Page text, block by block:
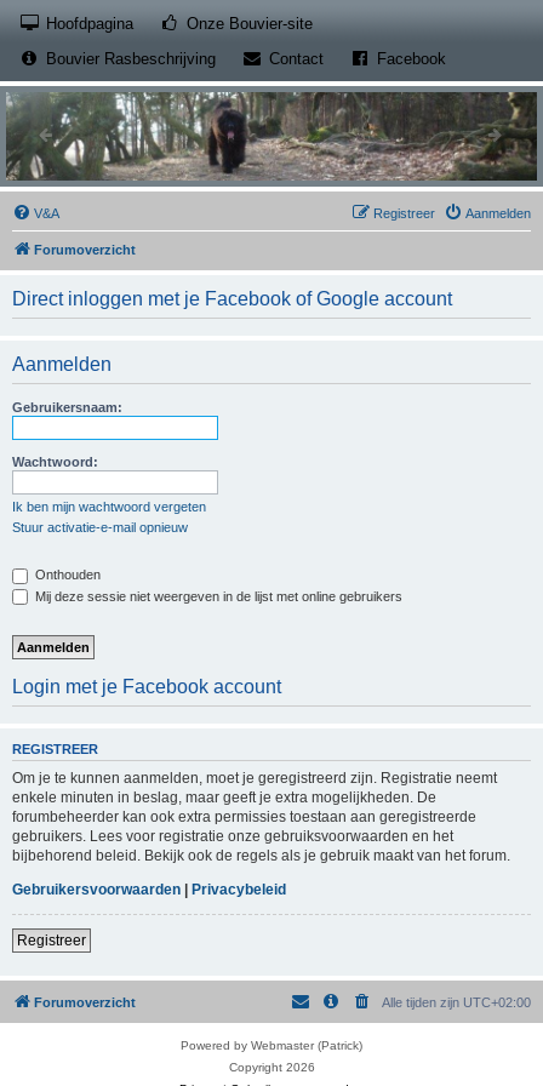
Hoofdpagina Onze Bouvier-site(Opens a new tab)
Bouvier Rasbeschrijving
Contact(Opens a new tab)
Facebook
V&A Aanmelden
Registreer
Forumoverzicht
Direct inloggen met je Facebook of Google account
Aanmelden
Gebruikersnaam:
Wachtwoord:
Ik ben mijn wachtwoord vergeten
Stuur activatie-e-mail opnieuw
Onthouden
Mij deze sessie niet weergeven in de lijst met online gebruikers
Login met je Facebook account
REGISTREER
Om je te kunnen aanmelden, moet je geregistreerd zijn. Registratie neemt
enkele minuten in beslag, maar geeft je extra mogelijkheden. De
forumbeheerder kan ook extra permissies toestaan aan geregistreerde
gebruikers. Lees voor registratie onze gebruiksvoorwaarden en het
bijbehorend beleid. Bekijk ook de regels als je gebruik maakt van het forum.
Gebruikersvoorwaarden | Privacybeleid
Registreer
Forumoverzicht Alle tijden zijn UTC+02:00
Powered by Webmaster (Patrick)
Copyright 2026